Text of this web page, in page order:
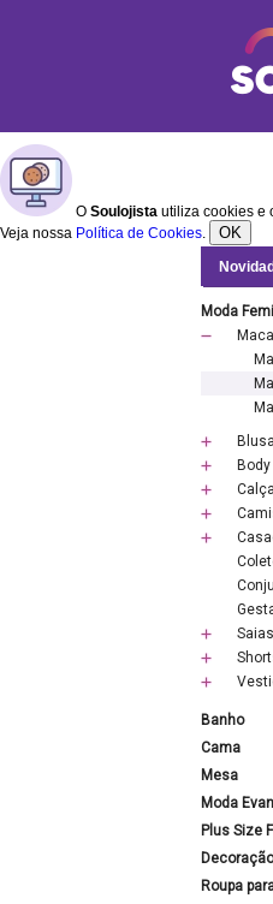
O Soulojista utiliza cookies e
Veja nossa Política de Cookies. OK
Moda
Body
Saias
Banho
Cama
Mesa
Moda
Plus Size
Roupa